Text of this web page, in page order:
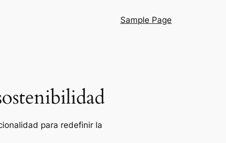
Sample Page
para redefinir la